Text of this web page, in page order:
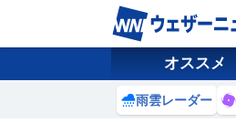
オススメ
雨雲レーダー